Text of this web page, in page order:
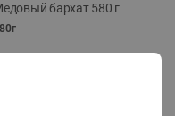
бархат 580 г